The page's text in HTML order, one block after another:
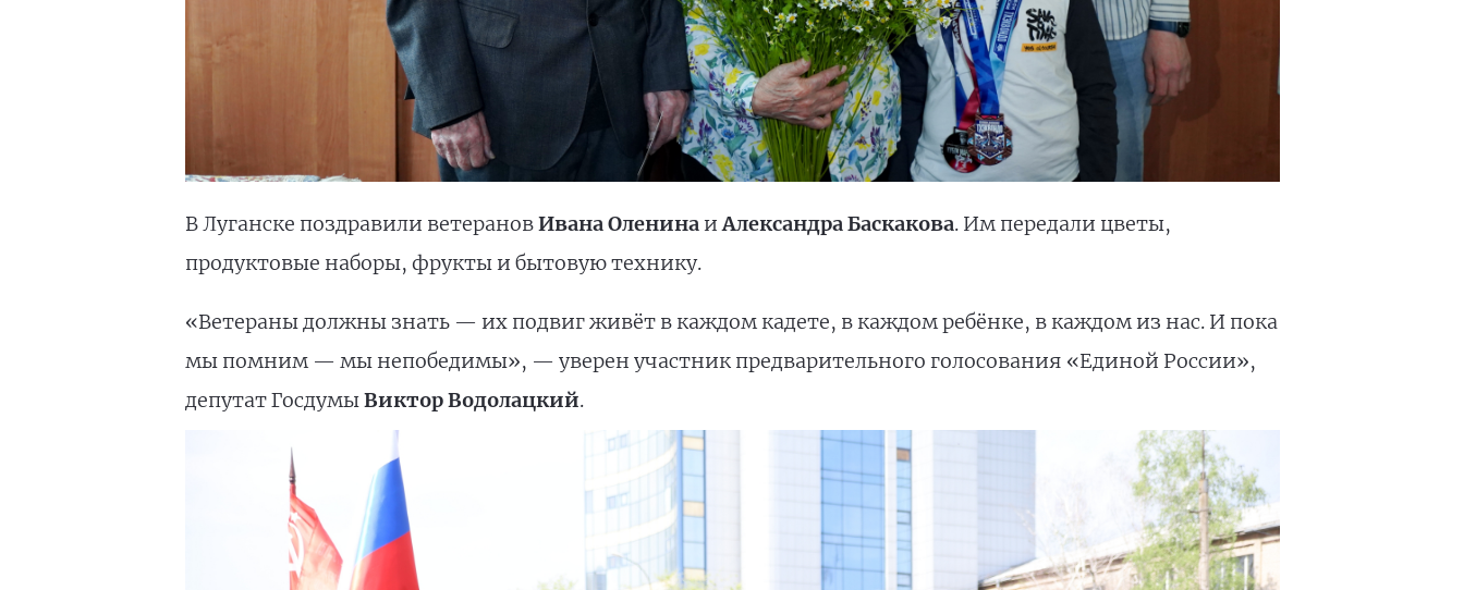
В Луганске поздравили ветерановИвана ОленинаиАлександра Баскакова. Им передали цветы,
продуктовые наборы, фрукты и бытовую технику.
«Ветераны должны знать — их подвиг живёт в каждом кадете, в каждом ребёнке, в каждом из нас. И пока
мы помним — мы непобедимы», — уверен участник предварительного голосования «Единой России»,
депутат ГосдумыВиктор Водолацкий.